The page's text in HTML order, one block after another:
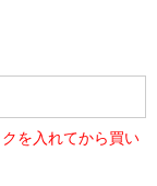
を入れてから買い